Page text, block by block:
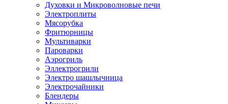
Духовки и Микроволновые печи
Электроплиты
Мясорубка
Фритюрницы
Мультиварки
Пароварки
Аэрогриль
Эллектрогрили
Электро шашлычница
Электрочайники
Блендеры